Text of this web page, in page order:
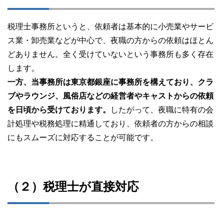
税理士事務所というと、依頼者は基本的に小売業やサービ
ス業・卸売業などが中心で、夜職の方からの依頼はほとん
どありません。全く受けていないという事務所も多く存在
します。
一方、当事務所は東京都銀座に事務所を構えており、クラ
ブやラウンジ、風俗店などの経営者やキャストからの依頼
を日頃から受けております。
したがって、夜職に特有の会
計処理や税務処理に精通しており、依頼者の方からの相談
にもスムーズに対応することが可能です。
（２）税理士が直接対応